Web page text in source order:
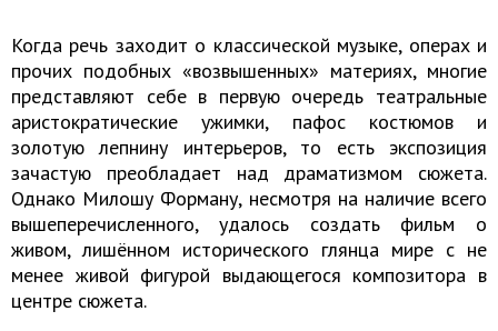
Когда речь заходит о классической музыке, операх и
прочих подобных «возвышенных» материях, многие
представляют себе в первую очередь театральные
аристократические ужимки, пафос костюмов и
золотую лепнину интерьеров, то есть экспозиция
зачастую преобладает над драматизмом сюжета.
Однако Милошу Форману, несмотря на наличие всего
вышеперечисленного, удалось создать фильм о
живом, лишённом исторического глянца мире с не
менее живой фигурой выдающегося композитора в
центре сюжета.